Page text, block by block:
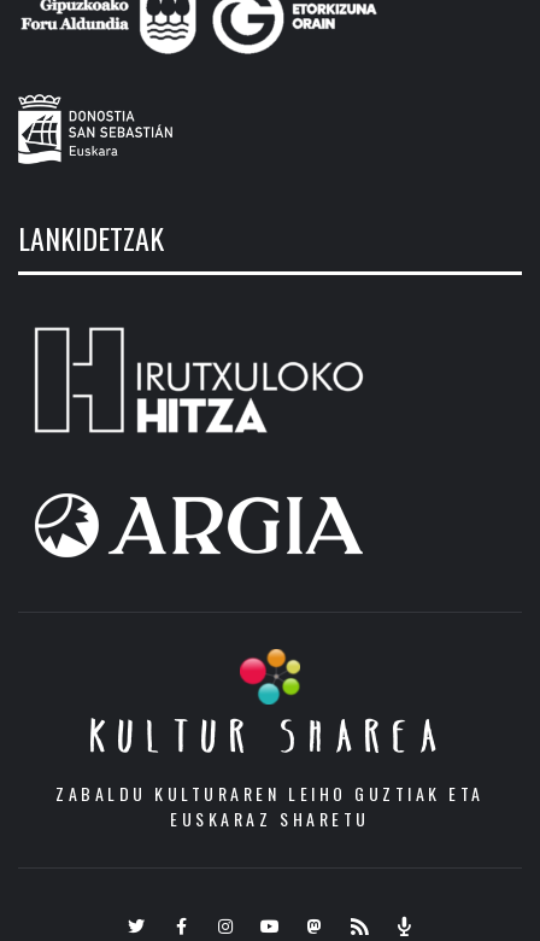
LANKIDETZAK
KULTUR SHAREA
ZABALDU KULTURAREN LEIHO GUZTIAK ETA
EUSKARAZ SHARETU
TwitterFacebookInstagramYoutubeMastodon.eus
RSS Podcast